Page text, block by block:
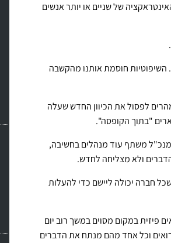
של שניים או יותר אנשים
השיפוטיות חוסמת אותנו מהקשבה
לפסול את הכיוון החדש שעלה
"בתוך הקופסה".
משתף עוד מנהלים בחשיבה,
ולא מצליחה לחדש.
חברה יכולה ליישם כדי להעלות
פיזית במקום מסוים במשך רוב יום
וכל אחד מהם מנתח את הדברים